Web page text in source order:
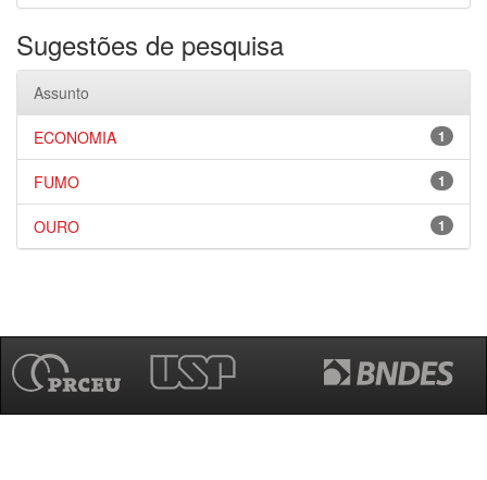
Sugestões de pesquisa
Assunto
1
ECONOMIA
1
FUMO
1
OURO